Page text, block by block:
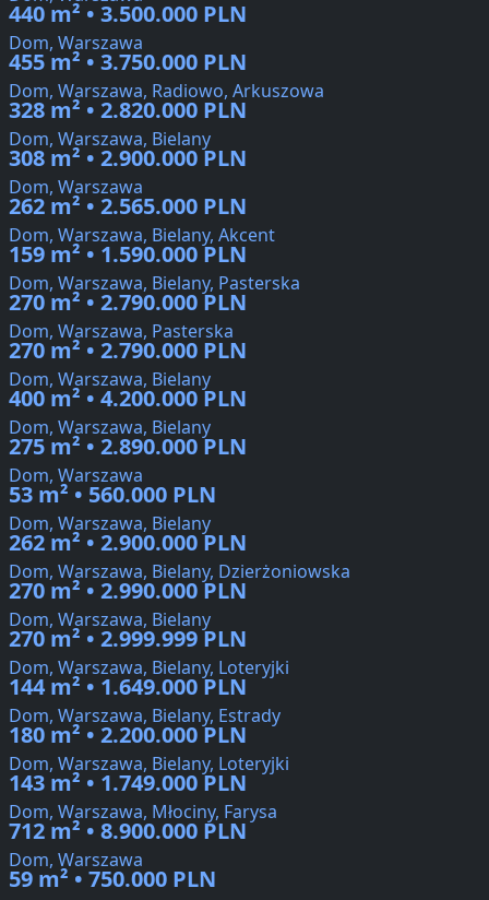
440 m² • 3.500.000 PLN
Dom, Warszawa
455 m² • 3.750.000 PLN
Dom, Warszawa, Radiowo, Arkuszowa
328 m² • 2.820.000 PLN
Dom, Warszawa, Bielany
308 m² • 2.900.000 PLN
Dom, Warszawa
262 m² • 2.565.000 PLN
Dom, Warszawa, Bielany, Akcent
159 m² • 1.590.000 PLN
Dom, Warszawa, Bielany, Pasterska
270 m² • 2.790.000 PLN
Dom, Warszawa, Pasterska
270 m² • 2.790.000 PLN
Dom, Warszawa, Bielany
400 m² • 4.200.000 PLN
Dom, Warszawa, Bielany
275 m² • 2.890.000 PLN
Dom, Warszawa
53 m² • 560.000 PLN
Dom, Warszawa, Bielany
262 m² • 2.900.000 PLN
Dom, Warszawa, Bielany, Dzierżoniowska
270 m² • 2.990.000 PLN
Dom, Warszawa, Bielany
270 m² • 2.999.999 PLN
Dom, Warszawa, Bielany, Loteryjki
144 m² • 1.649.000 PLN
Dom, Warszawa, Bielany, Estrady
180 m² • 2.200.000 PLN
Dom, Warszawa, Bielany, Loteryjki
143 m² • 1.749.000 PLN
Dom, Warszawa, Młociny, Farysa
712 m² • 8.900.000 PLN
Dom, Warszawa
59 m² • 750.000 PLN